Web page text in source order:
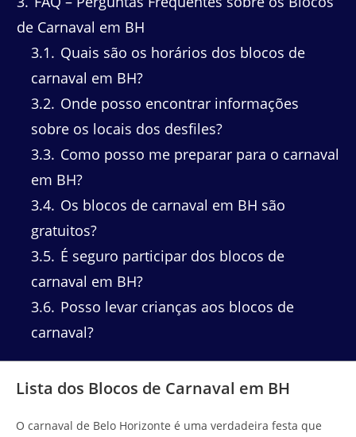
de Carnaval em BH
3.1
Quais são os horários dos blocos de
carnaval em BH?
3.2 Onde posso encontrar informações
sobre os locais dos desfiles?
3.3 Como posso me preparar para o carnaval
em BH?
3.4 Os blocos de carnaval em BH são
gratuitos?
3.5 É seguro participar dos blocos de
carnaval em BH?
3.6 Posso levar crianças aos blocos de
carnaval?
Lista dos Blocos de Carnaval em BH
O carnaval de Belo Horizonte é uma verdadeira festa que